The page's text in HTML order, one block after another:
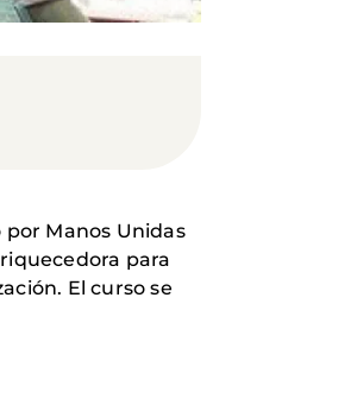
por Manos Unidas
para
El curso se